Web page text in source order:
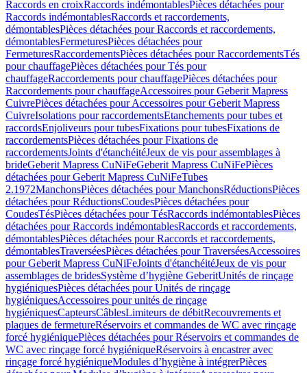
Raccords en croixRaccords indémontablesPièces détachées pour
Raccords indémontablesRaccords et raccordements,
démontablesPièces détachées pour Raccords et raccordements,
démontablesFermeturesPièces détachées pour
FermeturesRaccordementsPièces détachées pour RaccordementsTés
pour chauffagePièces détachées pour Tés pour
chauffageRaccordements pour chauffagePièces détachées pour
Raccordements pour chauffageAccessoires pour Geberit Mapress
CuivrePièces détachées pour Accessoires pour Geberit Mapress
CuivreIsolations pour raccordementsEtanchements pour tubes et
raccordsEnjoliveurs pour tubesFixations pour tubesFixations de
raccordementsPièces détachées pour Fixations de
raccordementsJoints d'étanchéitéJeux de vis pour assemblages à
brideGeberit Mapress CuNiFeGeberit Mapress CuNiFePièces
détachées pour Geberit Mapress CuNiFeTubes
2.1972ManchonsPièces détachées pour ManchonsRéductionsPièces
détachées pour RéductionsCoudesPièces détachées pour
CoudesTésPièces détachées pour TésRaccords indémontablesPièces
détachées pour Raccords indémontablesRaccords et raccordements,
démontablesPièces détachées pour Raccords et raccordements,
démontablesTraverséesPièces détachées pour TraverséesAccessoires
pour Geberit Mapress CuNiFeJoints d'étanchéitéJeux de vis pour
assemblages de bridesSystème d’hygiène GeberitUnités de rinçage
hygiéniquesPièces détachées pour Unités de rinçage
hygiéniquesAccessoires pour unités de rinçage
hygiéniquesCapteursCâblesLimiteurs de débitRecouvrements et
plaques de fermetureRéservoirs et commandes de WC avec rinçage
forcé hygiéniquePièces détachées pour Réservoirs et commandes de
WC avec rinçage forcé hygiéniqueRéservoirs à encastrer avec
rinçage forcé hygiéniqueModules d’hygiène à intégrerPièces